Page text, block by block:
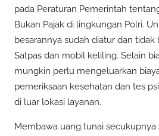
pada Peraturan Pemerintah
Bukan Pajak di lingkungan Polri.
besarannya sudah diatur dan
Satpas dan mobil keliling. Selain
mungkin perlu mengeluarkan
pemeriksaan kesehatan dan tes
di luar lokasi layanan.
Membawa uang tunai secukupnya